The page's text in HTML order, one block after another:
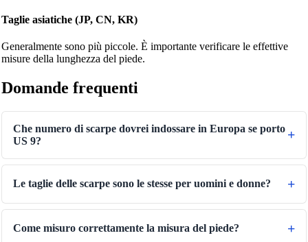
Taglie asiatiche (JP, CN, KR)
Generalmente sono più piccole. È importante verificare le effettive
misure della lunghezza del piede.
Domande frequenti
Che numero di scarpe dovrei indossare in Europa se porto
US 9?
Le taglie delle scarpe sono le stesse per uomini e donne?
Come misuro correttamente la misura del piede?